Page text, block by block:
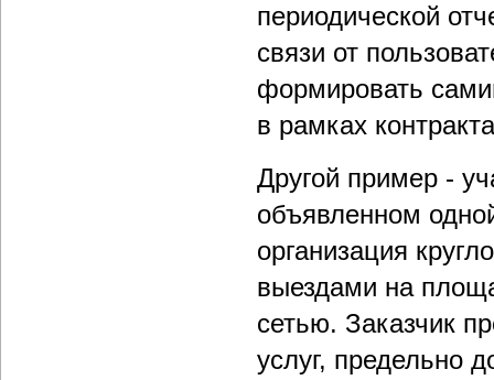
периодической
связи от
формировать
в рамках
Другой пример -
объявленном
организация
выездами на
сетью. Заказчик
услуг, предельно